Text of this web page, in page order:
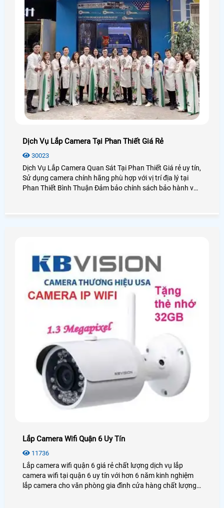
Dịch Vụ Lắp Camera Tại Phan Thiết Giá Rẻ
30023
Dịch Vụ Lắp Camera Quan Sát Tại Phan Thiết Giá rẻ uy tín,
Sử dụng camera chính hãng phù hợp với vị trí địa lý tại
Phan Thiết Bình Thuận Đảm bảo chính sách bảo hành và
Lắp Camera Wifi Quận 6 Uy Tín
11736
Lắp camera wifi quận 6 giá rẻ chất lượng dịch vụ lắp
camera wifi tại quận 6 uy tín với hơn 6 năm kinh nghiệm
lắp camera cho văn phòng gia đình cửa hàng chất lượng,